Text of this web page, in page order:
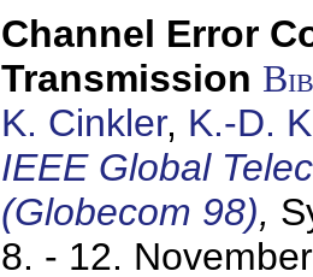
Channel Error
Transmission
K. Cinkler, K.-D.
IEEE Global
(Globecom 98),
8. - 12.